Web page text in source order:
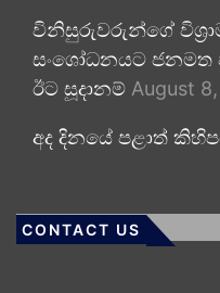
විනිසුරුවරුන්ගේ
සංශෝධනයට ජනමත
ඊට සූදානම් August
අද දිනයේ පළාත්
CONTACT US